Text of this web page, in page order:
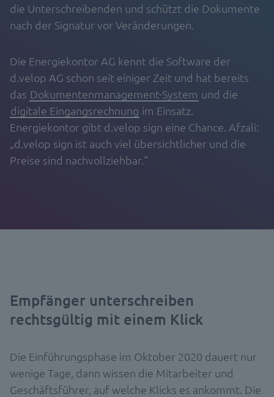
die Unterschreibenden und schützt die Dokumente
nach der Signatur vor Veränderungen.
Die Energiekontor AG kennt die Software der
d.velop AG schon seit einiger Zeit und hat bereits
das Dokumentenmanagement-System und die
digitale Eingangsrechnung im Einsatz.
Energiekontor gibt d.velop sign eine Chance. Afzali:
„d.velop sign ist auch viel übersichtlicher und die
Preise sind nachvollziehbar.“
Empfänger unterschreiben
rechtsgültig mit einem Klick
Die Einführungsphase im Oktober 2020 dauert nur
wenige Tage, dann wissen die Mitarbeiter und
Geschäftsführer, auf welche Klicks es ankommt. Die